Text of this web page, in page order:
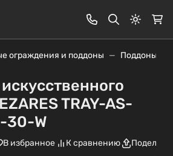
ограждения и поддоны Поддоны
TRAY-AS-
30-W
В избранное К сравнению